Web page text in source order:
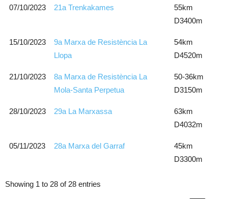
07/10/2023 21a Trenkakames
55km
D3400m
15/10/2023
9a Marxa de Resistència La
Llopa
54km
D4520m
21/10/2023
8a Marxa de Resistència La
Mola-Santa Perpetua
50-36km
D3150m
28/10/2023 29a La Marxassa
63km
D4032m
05/11/2023 28a Marxa del Garraf
45km
D3300m
Showing 1 to 28 of 28 entries